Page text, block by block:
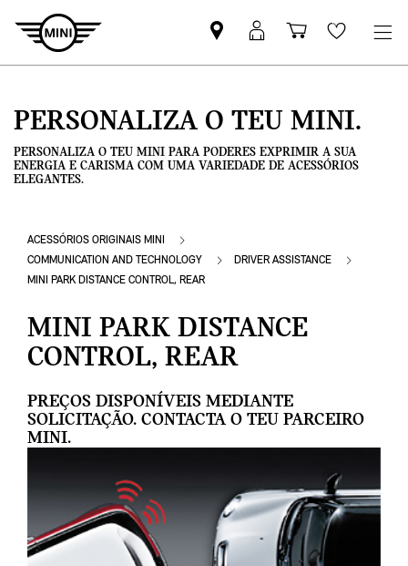
Pesquisar
parceiro
Iniciar
sessão
Carrinho
de
Wishlist
PERSONALIZA O TEU MINI.
PERSONALIZA O TEU MINI PARA PODERES EXPRIMIR A SUA
ENERGIA E CARISMA COM UMA VARIEDADE DE ACESSÓRIOS
ELEGANTES.
ACESSÓRIOS ORIGINAIS MINI
COMMUNICATION AND TECHNOLOGY
DRIVER ASSISTANCE
MINI PARK DISTANCE CONTROL, REAR
MINI PARK DISTANCE
CONTROL, REAR
PREÇOS DISPONÍVEIS MEDIANTE
SOLICITAÇÃO. CONTACTA O TEU PARCEIRO
MINI.